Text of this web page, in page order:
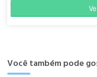
Você também pode